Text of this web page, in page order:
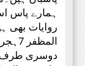
ہمارے پاس
روایات بھی
دوسری طرف